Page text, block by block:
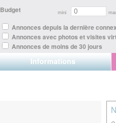
Budget mini
Annonces depuis la dernière
Annonces avec photos et visites
Annonces de moins de 30 jours
Informations